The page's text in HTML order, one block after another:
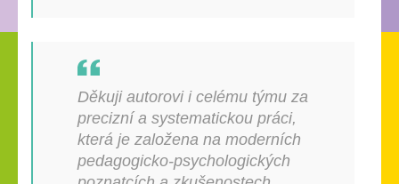
Děkuji autorovi i celému týmu za
precizní a systematickou práci,
která je založena na moderních
pedagogicko-psychologických